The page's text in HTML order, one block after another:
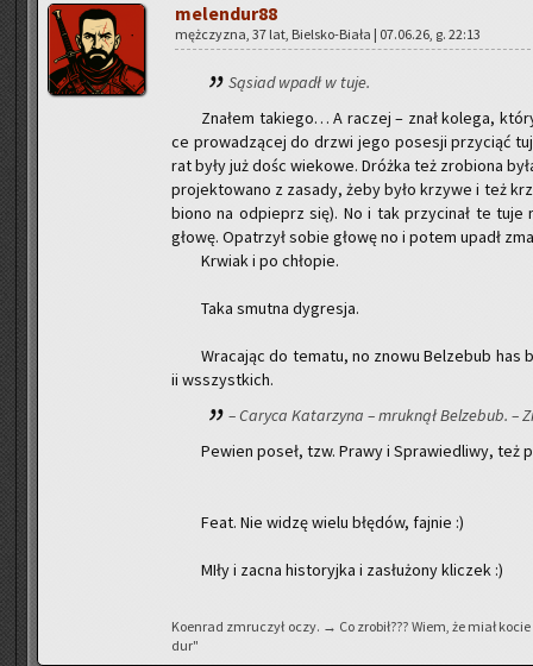
me­len­du­r88
męż­czy­zna, 37 lat, Biel­sko-Bia­ła | 07.06.26, g. 22:13
Są­siad wpadł w tuje.
Zna­łem ta­kie­go… A ra­czej – znał ko­le­ga,
ce pro­wa­dzą­cej do drzwi jego po­se­sji przy­ciąć
rat były już dośc wie­ko­we. Dróż­ka też zro­bio­na
pro­jek­to­wa­no z za­sa­dy, żeby było krzy­we i też
bio­no na od­pieprz się). No i tak przy­ci­nał te tuje
głowę. Opa­trzył sobie głowę no i potem upadł
Krwiak i po chło­pie.
Taka smut­na dy­gre­sja.
Wra­ca­jąc do te­ma­tu, no znowu Bel­ze­bub
ii wsszyst­kich.
– Ca­ry­ca Ka­ta­rzy­na – mruk­nął Bel­ze­bub.
Pe­wien poseł, tzw. Prawy i Spra­wie­dli­wy, też
Feat. Nie widzę wielu błę­dów, faj­nie :)
MIły i zacna hi­sto­ryj­ka i za­słu­żo­ny kli­czek :)
Ko­en­rad zmru­czył oczy. → Co zro­bił??? Wiem, że miał
dur"